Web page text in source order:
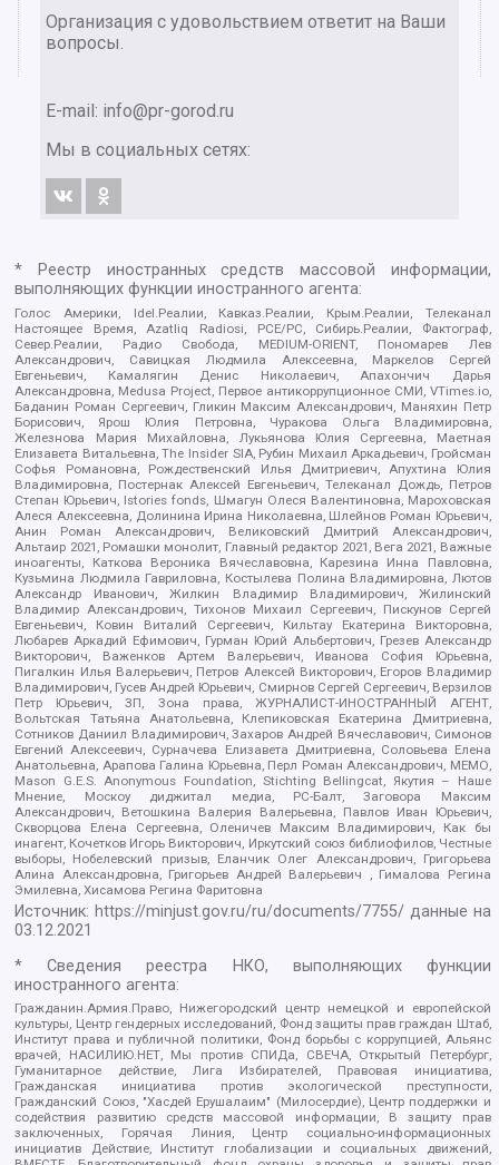
Организация с удовольствием ответит на Ваши
вопросы.
E-mail: info@pr-gorod.ru
Мы в социальных сетях:
* Реестр иностранных средств массовой информации,
выполняющих функции иностранного агента:
Голос Америки, Idel.Реалии, Кавказ.Реалии, Крым.Реалии, Телеканал
Настоящее Время, Azatliq Radiosi, PCE/PC, Сибирь.Реалии, Фактограф,
Север.Реалии, Радио Свобода, MEDIUM-ORIENT, Пономарев Лев
Александрович, Савицкая Людмила Алексеевна, Маркелов Сергей
Евгеньевич, Камалягин Денис Николаевич, Апахончич Дарья
Александровна, Medusa Project, Первое антикоррупционное СМИ, VTimes.io,
Баданин Роман Сергеевич, Гликин Максим Александрович, Маняхин Петр
Борисович, Ярош Юлия Петровна, Чуракова Ольга Владимировна,
Железнова Мария Михайловна, Лукьянова Юлия Сергеевна, Маетная
Елизавета Витальевна, The Insider SIA, Рубин Михаил Аркадьевич, Гройсман
Софья Романовна, Рождественский Илья Дмитриевич, Апухтина Юлия
Владимировна, Постернак Алексей Евгеньевич, Телеканал Дождь, Петров
Степан Юрьевич, Istories fonds, Шмагун Олеся Валентиновна, Мароховская
Алеся Алексеевна, Долинина Ирина Николаевна, Шлейнов Роман Юрьевич,
Анин Роман Александрович, Великовский Дмитрий Александрович,
Альтаир 2021, Ромашки монолит, Главный редактор 2021, Вега 2021, Важные
иноагенты, Каткова Вероника Вячеславовна, Карезина Инна Павловна,
Кузьмина Людмила Гавриловна, Костылева Полина Владимировна, Лютов
Александр Иванович, Жилкин Владимир Владимирович, Жилинский
Владимир Александрович, Тихонов Михаил Сергеевич, Пискунов Сергей
Евгеньевич, Ковин Виталий Сергеевич, Кильтау Екатерина Викторовна,
Любарев Аркадий Ефимович, Гурман Юрий Альбертович, Грезев Александр
Викторович, Важенков Артем Валерьевич, Иванова София Юрьевна,
Пигалкин Илья Валерьевич, Петров Алексей Викторович, Егоров Владимир
Владимирович, Гусев Андрей Юрьевич, Смирнов Сергей Сергеевич, Верзилов
Петр Юрьевич, ЗП, Зона права, ЖУРНАЛИСТ-ИНОСТРАННЫЙ АГЕНТ,
Вольтская Татьяна Анатольевна, Клепиковская Екатерина Дмитриевна,
Сотников Даниил Владимирович, Захаров Андрей Вячеславович, Симонов
Евгений Алексеевич, Сурначева Елизавета Дмитриевна, Соловьева Елена
Анатольевна, Арапова Галина Юрьевна, Перл Роман Александрович, МЕМО,
Mason G.E.S. Anonymous Foundation, Stichting Bellingcat, Якутия – Наше
Мнение, Москоу диджитал медиа, РС-Балт, Заговора Максим
Александрович, Ветошкина Валерия Валерьевна, Павлов Иван Юрьевич,
Скворцова Елена Сергеевна, Оленичев Максим Владимирович, Как бы
инагент, Кочетков Игорь Викторович, Иркутский союз библиофилов, Честные
выборы, Нобелевский призыв, Еланчик Олег Александрович, Григорьева
Алина Александровна, Григорьев Андрей Валерьевич , Гималова Регина
Эмилевна, Хисамова Регина Фаритовна
Источник: https://minjust.gov.ru/ru/documents/7755/ данные на
03.12.2021
* Сведения реестра НКО, выполняющих функции
иностранного агента:
Гражданин.Армия.Право, Нижегородский центр немецкой и европейской
культуры, Центр гендерных исследований, Фонд защиты прав граждан Штаб,
Институт права и публичной политики, Фонд борьбы с коррупцией, Альянс
врачей, НАСИЛИЮ.НЕТ, Мы против СПИДа, СВЕЧА, Открытый Петербург,
Гуманитарное действие, Лига Избирателей, Правовая инициатива,
Гражданская инициатива против экологической преступности,
Гражданский Союз, "Хасдей Ерушалаим" (Милосердие), Центр поддержки и
содействия развитию средств массовой информации, В защиту прав
заключенных, Горячая Линия, Центр социально-информационных
инициатив Действие, Институт глобализации и социальных движений,